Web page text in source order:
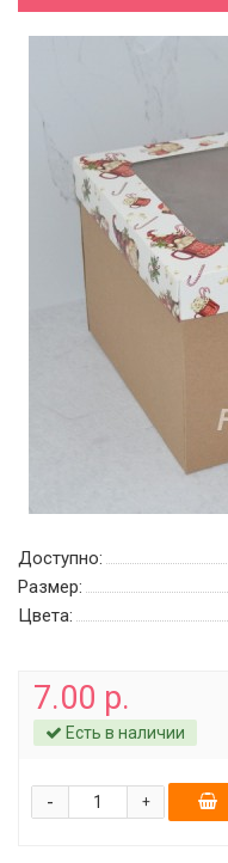
Доступно:
Размер:
Цвета:
7.00 р.
Есть в наличии
+
-